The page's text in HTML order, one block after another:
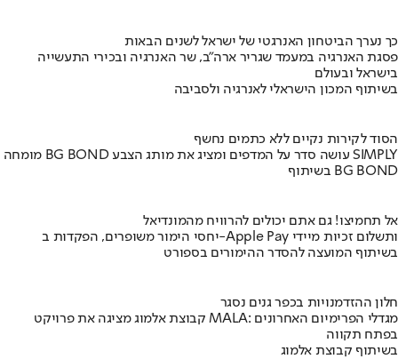
כך נערך הביטחון האנרגטי של ישראל לשנים הבאות
פסגת האנרגיה במעמד שגריר ארה"ב, שר האנרגיה ובכירי התעשייה
בישראל ובעולם
בשיתוף המכון הישראלי לאנרגיה ולסביבה
הסוד לקירות נקיים ללא כתמים נחשף
מומחה BG BOND עושה סדר על המדפים ומציג את מותג הצבע SIMPLY
בשיתוף BG BOND
אל תחמיצו! גם אתם יכולים להרוויח מהמונדיאל
יחסי הימור משופרים, הפקדות ב-Apple Pay ותשלום זכיות מיידי
בשיתוף המועצה להסדר ההימורים בספורט
חלון ההזדמנויות בכפר גנים נסגר
קבוצת אלמוג מציגה את פרויקט MALA: מגדלי הפרימיום האחרונים
בפתח תקווה
בשיתוף קבוצת אלמוג